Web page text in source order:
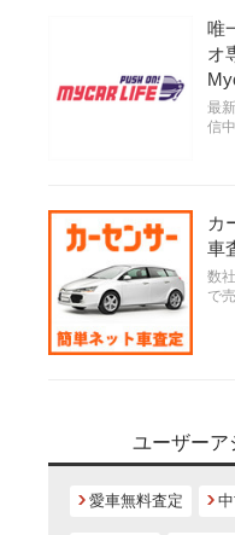
唯
オ
最
信中
カ
車
数
で
ユーザーア
愛車無料査定